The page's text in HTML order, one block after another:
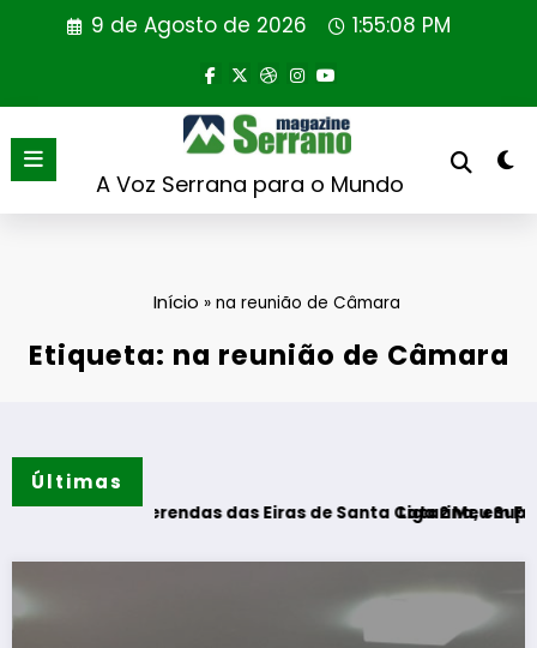
9 de Agosto de 2026 1:55:08 PM
A Voz Serrana para o Mundo
Início » na reunião de Câmara
Etiqueta: na reunião de Câmara
Últimas
de Merendas das Eiras de Santa Catarina, em Freixeda
Liga 2 Meu Super – CD